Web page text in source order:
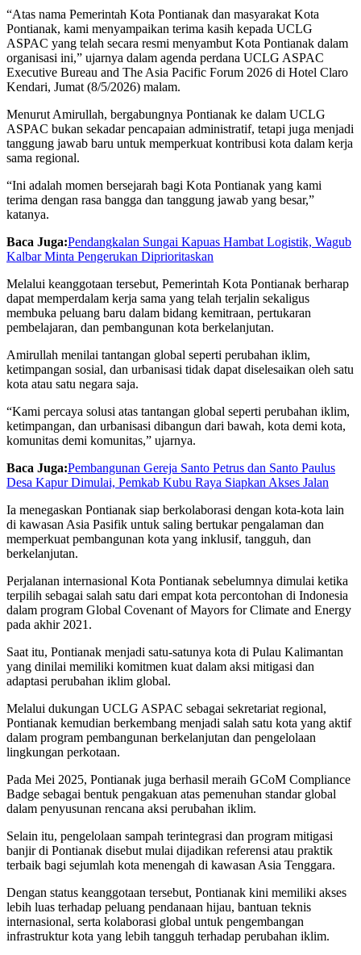
“Atas nama Pemerintah Kota Pontianak dan masyarakat Kota
Pontianak, kami menyampaikan terima kasih kepada UCLG
ASPAC yang telah secara resmi menyambut Kota Pontianak dalam
organisasi ini,” ujarnya dalam agenda perdana UCLG ASPAC
Executive Bureau and The Asia Pacific Forum 2026 di Hotel Claro
Kendari, Jumat (8/5/2026) malam.
Menurut Amirullah, bergabungnya Pontianak ke dalam UCLG
ASPAC bukan sekadar pencapaian administratif, tetapi juga menjadi
tanggung jawab baru untuk memperkuat kontribusi kota dalam kerja
sama regional.
“Ini adalah momen bersejarah bagi Kota Pontianak yang kami
terima dengan rasa bangga dan tanggung jawab yang besar,”
katanya.
Baca Juga:Pendangkalan Sungai Kapuas Hambat Logistik, Wagub
Kalbar Minta Pengerukan Diprioritaskan
Melalui keanggotaan tersebut, Pemerintah Kota Pontianak berharap
dapat memperdalam kerja sama yang telah terjalin sekaligus
membuka peluang baru dalam bidang kemitraan, pertukaran
pembelajaran, dan pembangunan kota berkelanjutan.
Amirullah menilai tantangan global seperti perubahan iklim,
ketimpangan sosial, dan urbanisasi tidak dapat diselesaikan oleh satu
kota atau satu negara saja.
“Kami percaya solusi atas tantangan global seperti perubahan iklim,
ketimpangan, dan urbanisasi dibangun dari bawah, kota demi kota,
komunitas demi komunitas,” ujarnya.
Baca Juga:Pembangunan Gereja Santo Petrus dan Santo Paulus
Desa Kapur Dimulai, Pemkab Kubu Raya Siapkan Akses Jalan
Ia menegaskan Pontianak siap berkolaborasi dengan kota-kota lain
di kawasan Asia Pasifik untuk saling bertukar pengalaman dan
memperkuat pembangunan kota yang inklusif, tangguh, dan
berkelanjutan.
Perjalanan internasional Kota Pontianak sebelumnya dimulai ketika
terpilih sebagai salah satu dari empat kota percontohan di Indonesia
dalam program Global Covenant of Mayors for Climate and Energy
pada akhir 2021.
Saat itu, Pontianak menjadi satu-satunya kota di Pulau Kalimantan
yang dinilai memiliki komitmen kuat dalam aksi mitigasi dan
adaptasi perubahan iklim global.
Melalui dukungan UCLG ASPAC sebagai sekretariat regional,
Pontianak kemudian berkembang menjadi salah satu kota yang aktif
dalam program pembangunan berkelanjutan dan pengelolaan
lingkungan perkotaan.
Pada Mei 2025, Pontianak juga berhasil meraih GCoM Compliance
Badge sebagai bentuk pengakuan atas pemenuhan standar global
dalam penyusunan rencana aksi perubahan iklim.
Selain itu, pengelolaan sampah terintegrasi dan program mitigasi
banjir di Pontianak disebut mulai dijadikan referensi atau praktik
terbaik bagi sejumlah kota menengah di kawasan Asia Tenggara.
Dengan status keanggotaan tersebut, Pontianak kini memiliki akses
lebih luas terhadap peluang pendanaan hijau, bantuan teknis
internasional, serta kolaborasi global untuk pengembangan
infrastruktur kota yang lebih tangguh terhadap perubahan iklim.